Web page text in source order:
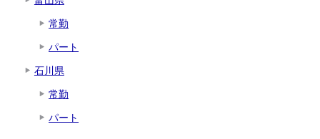
常勤
パート
石川県
常勤
パート